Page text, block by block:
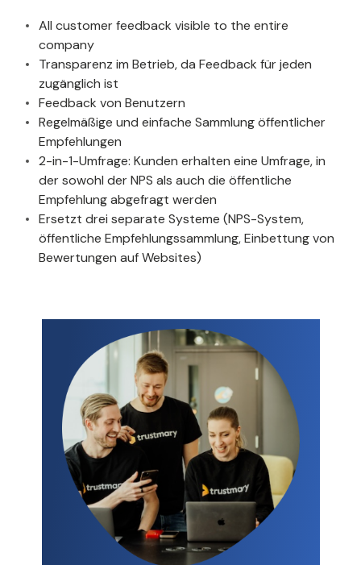
All customer feedback visible to the entire
company
Transparenz im Betrieb, da Feedback für jeden
zugänglich ist
Feedback von Benutzern
Regelmäßige und einfache Sammlung öffentlicher
Empfehlungen
2-in-1-Umfrage: Kunden erhalten eine Umfrage, in
der sowohl der NPS als auch die öffentliche
Empfehlung abgefragt werden
Ersetzt drei separate Systeme (NPS-System,
öffentliche Empfehlungssammlung, Einbettung von
Bewertungen auf Websites)